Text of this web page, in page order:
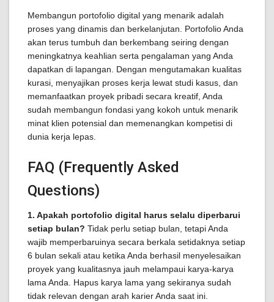
Membangun portofolio digital yang menarik adalah
proses yang dinamis dan berkelanjutan. Portofolio Anda
akan terus tumbuh dan berkembang seiring dengan
meningkatnya keahlian serta pengalaman yang Anda
dapatkan di lapangan. Dengan mengutamakan kualitas
kurasi, menyajikan proses kerja lewat studi kasus, dan
memanfaatkan proyek pribadi secara kreatif, Anda
sudah membangun fondasi yang kokoh untuk menarik
minat klien potensial dan memenangkan kompetisi di
dunia kerja lepas.
FAQ (Frequently Asked
Questions)
1. Apakah portofolio digital harus selalu diperbarui
setiap bulan? Tidak perlu setiap bulan, tetapi Anda
wajib memperbaruinya secara berkala setidaknya setiap
6 bulan sekali atau ketika Anda berhasil menyelesaikan
proyek yang kualitasnya jauh melampaui karya-karya
lama Anda. Hapus karya lama yang sekiranya sudah
tidak relevan dengan arah karier Anda saat ini.